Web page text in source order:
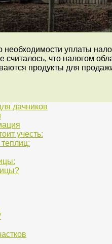
необходимости уплаты
что налогом
продукты для
дачников
учесть: